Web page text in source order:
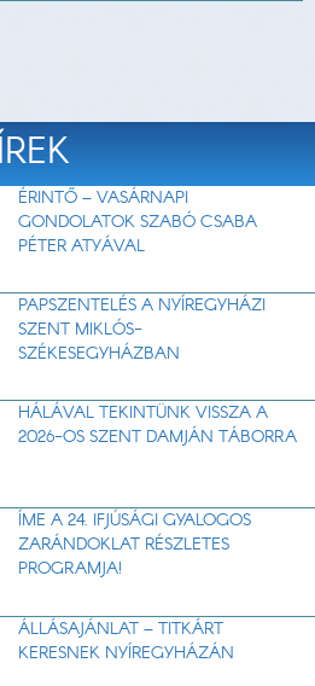
ÉRINTŐ – VASÁRNAPI
GONDOLATOK SZABÓ CSABA
PÉTER ATYÁVAL
PAPSZENTELÉS A NYÍREGYHÁZI
SZENT MIKLÓS-
SZÉKESEGYHÁZBAN
HÁLÁVAL TEKINTÜNK VISSZA A
2026-OS SZENT DAMJÁN TÁBORRA
ÍME A 24. IFJÚSÁGI GYALOGOS
ZARÁNDOKLAT RÉSZLETES
PROGRAMJA!
ÁLLÁSAJÁNLAT – TITKÁRT
KERESNEK NYÍREGYHÁZÁN